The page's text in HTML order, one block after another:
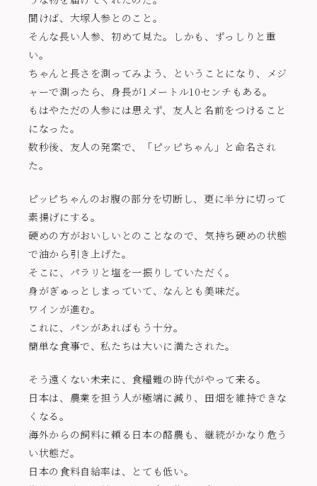
聞けば、大塚人参とのこと。
そんな長い人参、初めて見た。しかも、ずっしりと重
い。
ちゃんと長さを測ってみよう、ということになり、メジ
ャーで測ったら、身長が1メートル10センチもある。
もはやただの人参には思えず、友人と名前をつけること
になった。
数秒後、友人の発案で、「ピッピちゃん」と命名され
た。
ピッピちゃんのお腹の部分を切断し、更に半分に切って
素揚げにする。
硬めの方がおいしいとのことなので、気持ち硬めの状態
で油から引き上げた。
そこに、パラリと塩を一振りしていただく。
身がぎゅっとしまっていて、なんとも美味だ。
ワインが進む。
これに、パンがあればもう十分。
簡単な食事で、私たちは大いに満たされた。
そう遠くない未来に、食糧難の時代がやって来る。
日本は、農業を担う人が極端に減り、田畑を維持できな
くなる。
海外からの飼料に頼る日本の酪農も、継続がかなり危う
い状態だ。
日本の食料自給率は、とても低い。